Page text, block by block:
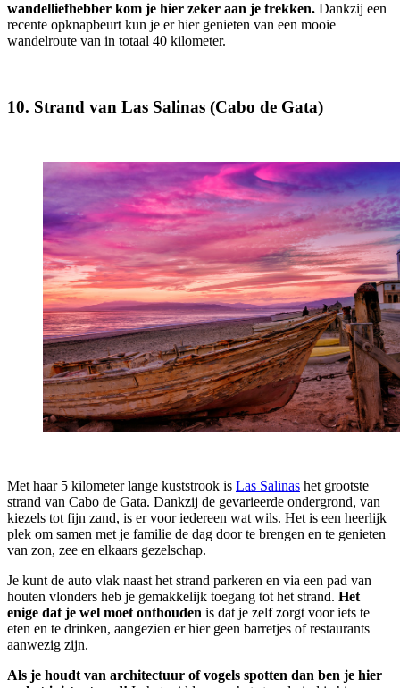
wandelliefhebber kom je hier zeker aan je trekken. Dankzij een
recente opknapbeurt kun je er hier genieten van een mooie
wandelroute van in totaal 40 kilometer.
10. Strand van Las Salinas (Cabo de Gata)
Met haar 5 kilometer lange kuststrook is Las Salinas het grootste
strand van Cabo de Gata. Dankzij de gevarieerde ondergrond, van
kiezels tot fijn zand, is er voor iedereen wat wils. Het is een heerlijk
plek om samen met je familie de dag door te brengen en te genieten
van zon, zee en elkaars gezelschap.
Je kunt de auto vlak naast het strand parkeren en via een pad van
houten vlonders heb je gemakkelijk toegang tot het strand. Het
enige dat je wel moet onthouden is dat je zelf zorgt voor iets te
eten en te drinken, aangezien er hier geen barretjes of restaurants
aanwezig zijn.
Als je houdt van architectuur of vogels spotten dan ben je hier